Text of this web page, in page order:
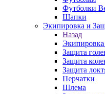
Футболки
Шапки
Экипировка и
Назад
Защита
Защита
Защита
Перчатки
Шлема